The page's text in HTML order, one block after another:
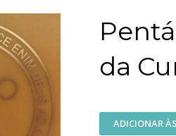
da
ADICIONAR